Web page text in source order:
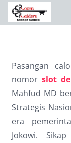
Pasangan
nomor slot
Mahfud MD
Strategis
era
Jokowi.
title Mark
zoom_out Zoom
Zoom in